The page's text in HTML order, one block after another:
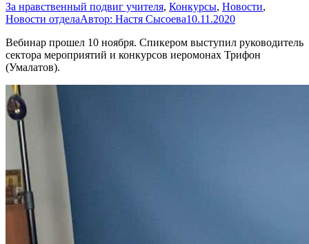
За нравственный подвиг учителя, Конкурсы, Новости,
Новости отделаАвтор: Настя Сысоева10.11.2020
Вебинар прошел 10 ноября. Спикером выступил руководитель
сектора мероприятий и конкурсов иеромонах Трифон
(Умалатов).